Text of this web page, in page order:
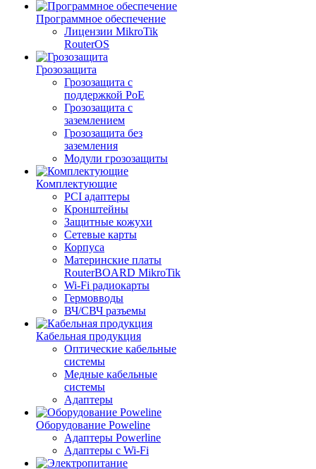
Программное обеспечение
Лицензии MikroTik
RouterOS
Грозозащита
Грозозащита с
поддержкой PoE
Грозозащита с
заземлением
Грозозащита без
заземления
Модули грозозащиты
Комплектующие
PCI адаптеры
Кронштейны
Защитные кожухи
Сетевые карты
Корпуса
Материнские платы
RouterBOARD MikroTik
Wi-Fi радиокарты
Гермовводы
ВЧ/СВЧ разъемы
Кабельная продукция
Оптические кабельные
системы
Медные кабельные
системы
Адаптеры
Оборудование Poweline
Адаптеры Powerline
Адаптеры с Wi-Fi